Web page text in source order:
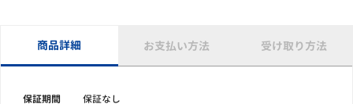
商品詳細 お支払い方法 受け取り方法
保証期間 保証なし